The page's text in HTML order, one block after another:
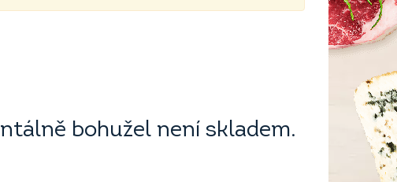
bohužel není skladem.